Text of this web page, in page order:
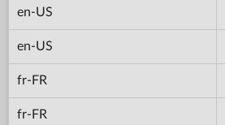
en-US
en-US
fr-FR
fr-FR